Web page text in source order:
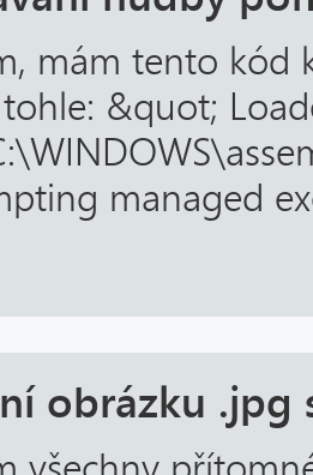
mám tento kód
&quot;
managed
obrázku .jpg